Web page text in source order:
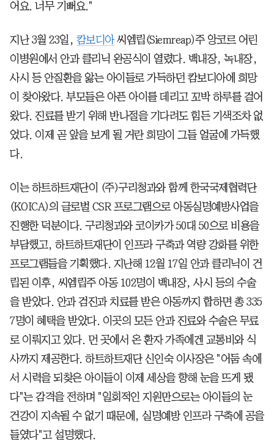
어요. 너무 기뻐요."
지난 3월 23일, 캄보디아씨엠립(Siemreap)주 앙코르 어린
이병원에서 안과 클리닉 완공식이 열렸다. 백내장, 녹내장,
사시 등 안질환을 앓는 아이들로 가득하던 캄보디아에 희망
이 찾아왔다. 부모들은 아픈 아이를 데리고 꼬박 하루를 걸어
왔다. 진료를 받기 위해 반나절을 기다려도 힘든 기색조차 없
었다. 이제 곧 앞을 보게 될 거란 희망이 그들 얼굴에 가득했
다.
이는 하트하트재단이 (주)구리청과와 함께 한국국제협력단
(KOICA)의 글로벌 CSR 프로그램으로 아동실명예방사업을
진행한 덕분이다. 구리청과와 코이카가 50대 50으로 비용을
부담했고, 하트하트재단이 인프라 구축과 역량 강화를 위한
프로그램들을 기획했다. 지난해 12월 17일 안과 클리닉이 건
립된 이후, 씨엠립주 아동 102명이 백내장, 사시 등의 수술
을 받았다. 안과 검진과 치료를 받은 아동까지 합하면 총 335
7명이 혜택을 받았다. 이곳의 모든 안과 진료와 수술은 무료
로 이뤄지고 있다. 먼 곳에서 온 환자 가족에겐 교통비와 식
사까지 제공한다. 하트하트재단 신인숙 이사장은 "어둠 속에
서 시력을 되찾은 아이들이 이제 세상을 향해 눈을 뜨게 됐
다"는 감격을 전하며 "일회적인 지원만으로는 아이들의 눈
건강이 지속될 수 없기 때문에, 실명예방 인프라 구축에 공을
들였다"고 설명했다.